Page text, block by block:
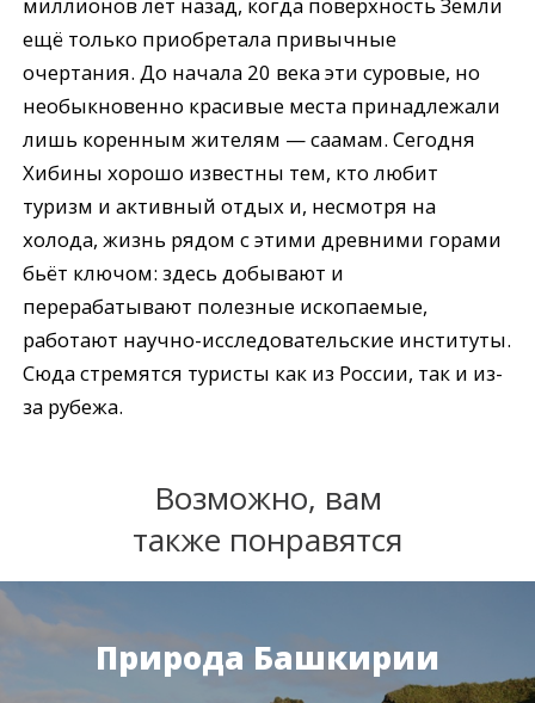
ещё только приобретала привычные
очертания. До начала 20 века эти суровые, но
необыкновенно красивые места принадлежали
лишь коренным жителям — саамам. Сегодня
Хибины хорошо известны тем, кто любит
туризм и активный отдых и, несмотря на
холода, жизнь рядом с этими древними горами
бьёт ключом: здесь добывают и
перерабатывают полезные ископаемые,
работают научно-исследовательские институты.
Сюда стремятся туристы как из России, так и из-
за рубежа.
Возможно, вам
также понравятся
Природа Башкирии